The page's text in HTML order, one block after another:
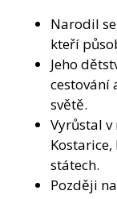
Narodil
kteří
Jeho
cestování
světě.
Vyrůstal
státech.
Později